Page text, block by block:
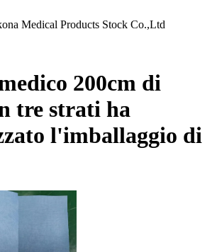
Medical Products Stock Co.,Ltd
200cm di
tre strati ha
l'imballaggio di